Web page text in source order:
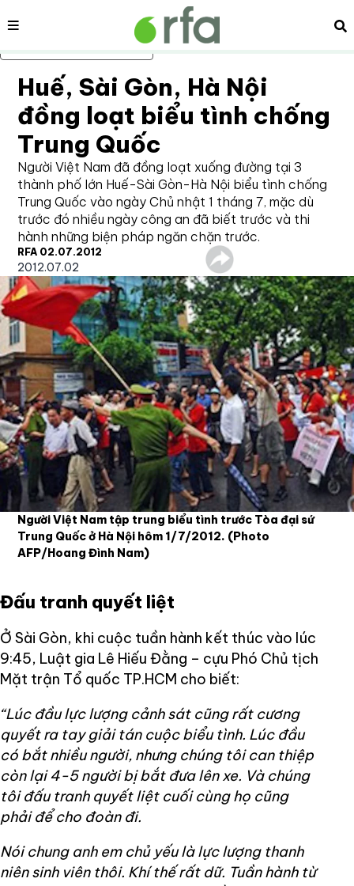
Bỏ qua nội dung chính
Nội dung
Huế, Sài Gòn, Hà Nội
đồng loạt biểu tình chống
Trung Quốc
Người Việt Nam đã đồng loạt xuống đường tại 3
thành phố lớn Huế-Sài Gòn-Hà Nội biểu tình chống
Trung Quốc vào ngày Chủ nhật 1 tháng 7, mặc dù
trước đó nhiều ngày công an đã biết trước và thi
hành những biện pháp ngăn chặn trước.
RFA 02.07.2012
2012.07.02
Người Việt Nam tập trung biểu tình trước Tòa đại sứ
Trung Quốc ở Hà Nội hôm 1/7/2012. (Photo
AFP/Hoang Đình Nam)
Đấu tranh quyết liệt
Ở Sài Gòn, khi cuộc tuần hành kết thúc vào lúc
9:45, Luật gia Lê Hiếu Đằng – cựu Phó Chủ tịch
Mặt trận Tổ quốc TP.HCM cho biết:
“Lúc đầu lực lượng cảnh sát cũng rất cương
quyết ra tay giải tán cuộc biểu tình. Lúc đầu
có bắt nhiều người, nhưng chúng tôi can thiệp
còn lại 4-5 người bị bắt đưa lên xe. Và chúng
tôi đấu tranh quyết liệt cuối cùng họ cũng
phải để cho đoàn đi.
Nói chung anh em chủ yếu là lực lượng thanh
niên sinh viên thôi. Khí thế rất dữ. Tuần hành từ